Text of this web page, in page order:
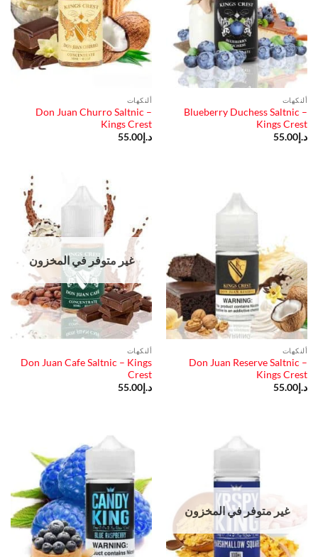
ألنكهات
Blueberry Duchess Saltnic –
Kings Crest
د.إ 55.00
ألنكهات
Don Juan Churro Saltnic –
Kings Crest
د.إ 55.00
ألنكهات
Don Juan Reserve Saltnic –
Kings Crest
د.إ 55.00
غير متوفر في المخزون
ألنكهات
Don Juan Cafe Saltnic – Kings
Crest
د.إ 55.00
غير متوفر في المخزون